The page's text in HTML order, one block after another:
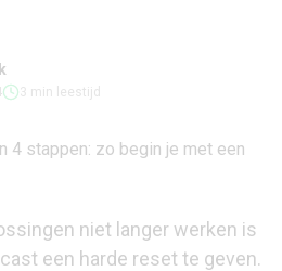
3 min leestijd
niet langer werken is
een harde reset te geven.